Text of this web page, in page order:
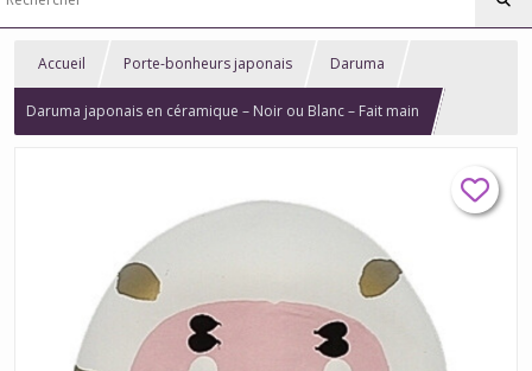
Accueil Porte-bonheurs japonais Daruma
Daruma japonais en céramique – Noir ou Blanc – Fait main